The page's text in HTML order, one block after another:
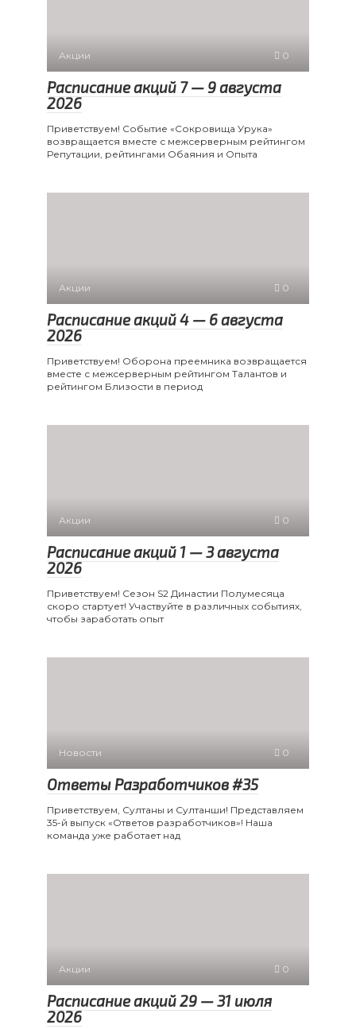
Акции 0
Расписание акций 7 — 9 августа
2026
Приветствуем! Событие «Сокровища Урука»
возвращается вместе с межсерверным рейтингом
Репутации, рейтингами Обаяния и Опыта
Акции 0
Расписание акций 4 — 6 августа
2026
Приветствуем! Оборона преемника возвращается
вместе с межсерверным рейтингом Талантов и
рейтингом Близости в период
Акции 0
Расписание акций 1 — 3 августа
2026
Приветствуем! Сезон S2 Династии Полумесяца
скоро стартует! Участвуйте в различных событиях,
чтобы заработать опыт
Новости 0
Ответы Разработчиков #35
Приветствуем, Султаны и Султанши! Представляем
35-й выпуск «Ответов разработчиков»! Наша
команда уже работает над
Акции 0
Расписание акций 29 — 31 июля
2026